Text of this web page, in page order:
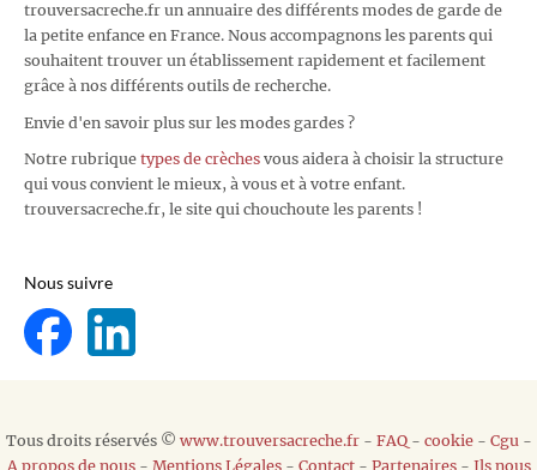
trouversacreche.fr un annuaire des différents modes de garde de
la petite enfance en France. Nous accompagnons les parents qui
souhaitent trouver un établissement rapidement et facilement
grâce à nos différents outils de recherche.
Envie d'en savoir plus sur les modes gardes ?
Notre rubrique types de crèches vous aidera à choisir la structure
qui vous convient le mieux, à vous et à votre enfant.
trouversacreche.fr, le site qui chouchoute les parents !
Nous suivre
Tous droits réservés © www.trouversacreche.fr- FAQ- cookie- Cgu -
A propos de nous- Mentions Légales- Contact- Partenaires- Ils nous